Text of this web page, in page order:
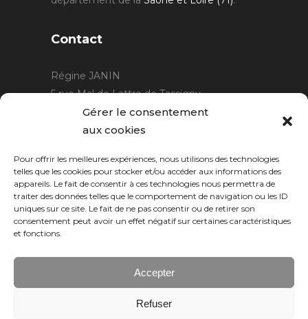
Gérer le consentement
aux cookies
Pour offrir les meilleures expériences, nous utilisons des technologies
telles que les cookies pour stocker et/ou accéder aux informations des
appareils. Le fait de consentir à ces technologies nous permettra de
traiter des données telles que le comportement de navigation ou les ID
uniques sur ce site. Le fait de ne pas consentir ou de retirer son
consentement peut avoir un effet négatif sur certaines caractéristiques
et fonctions.
Accepter
Refuser
Contact
Régine JANIN
5 rue Mal de Lattre de Tassigny
21220 Gevrey Chambertin
06 15 15 80 29
Horaires :sur rendez-vous.